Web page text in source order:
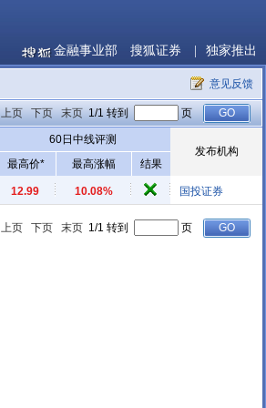
金融事业部 搜狐证券 独家推出
意见反馈
上页 下页 末页 1/1 转到 页
60日中线评测
发布机构
最高价* 最高涨幅 结果
12.99 10.08% 国投证券
上页 下页 末页 1/1 转到 页